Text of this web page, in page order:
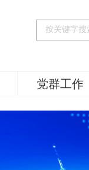
党群工作